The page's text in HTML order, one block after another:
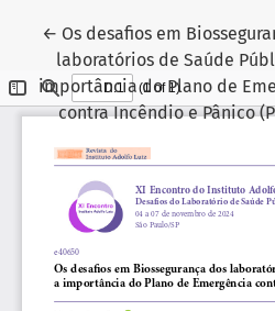
← Voltar aos Detalhes do
Os desafios em
laboratórios de Saúde
importância do Plano de
contra Incêndio e Pânico